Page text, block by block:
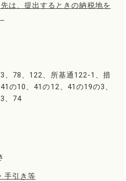
は、提出するときの納税地を
、78、122、所基通122-1、措
の10、41の12、41の19の3、
、74
手引き等